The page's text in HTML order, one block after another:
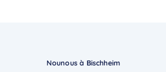
Nounous à Bischheim